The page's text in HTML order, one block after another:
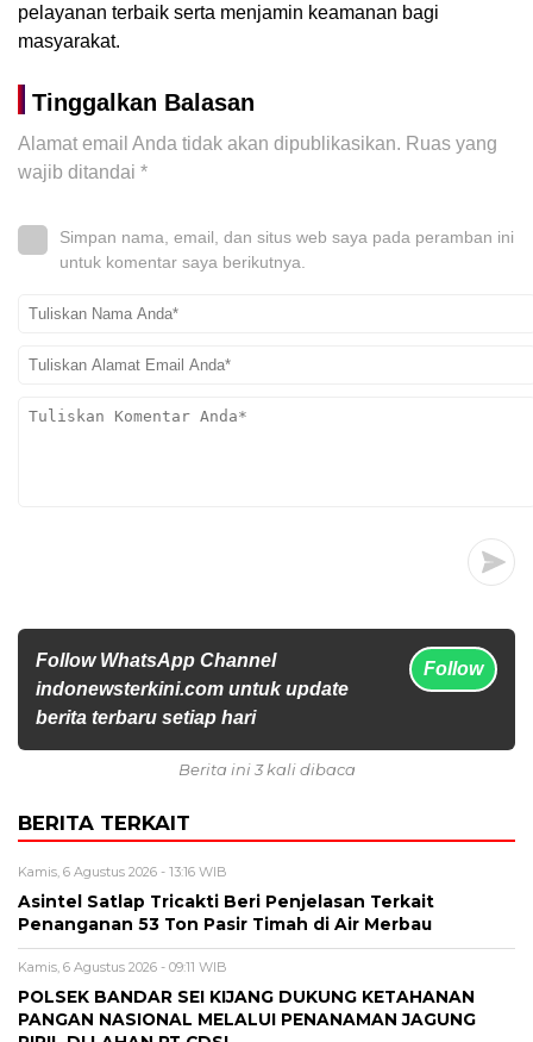
pelayanan terbaik serta menjamin keamanan bagi
masyarakat.
Tinggalkan Balasan
Alamat email Anda tidak akan dipublikasikan. Ruas yang
wajib ditandai *
Simpan nama, email, dan situs web saya pada peramban ini
untuk komentar saya berikutnya.
Follow WhatsApp Channel
indonewsterkini.com untuk update
berita terbaru setiap hari
Follow
Berita ini 3 kali dibaca
BERITA TERKAIT
Kamis, 6 Agustus 2026 - 13:16 WIB
Asintel Satlap Tricakti Beri Penjelasan Terkait
Penanganan 53 Ton Pasir Timah di Air Merbau
Kamis, 6 Agustus 2026 - 09:11 WIB
POLSEK BANDAR SEI KIJANG DUKUNG KETAHANAN
PANGAN NASIONAL MELALUI PENANAMAN JAGUNG